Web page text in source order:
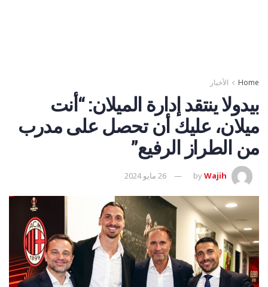
Home الأخبار
بيدولا ينتقد إدارة الميلان: “أنت
ميلان، عليك أن تحصل على مدرب
من الطراز الرفيع”
byWajih 26 مايو 2024